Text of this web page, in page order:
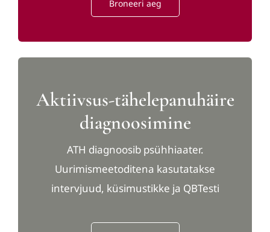
Broneeri aeg
Aktiivsus-tähelepanuhäire
diagnoosimine
ATH diagnoosib psühhiaater.
Uurimismeetoditena kasutatakse
intervjuud, küsimustikke ja QBTesti